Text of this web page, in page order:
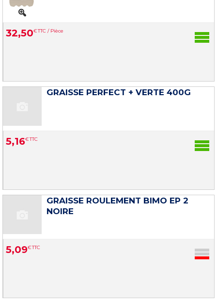
32,50€TTC / Pièce
GRAISSE PERFECT + VERTE 400G
5,16€TTC
GRAISSE ROULEMENT BIMO EP 2
NOIRE
5,09€TTC